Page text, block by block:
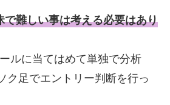
で難しい事は考える必要はあり
ルに当てはめて単独で分析
ク足でエントリー判断を行っ